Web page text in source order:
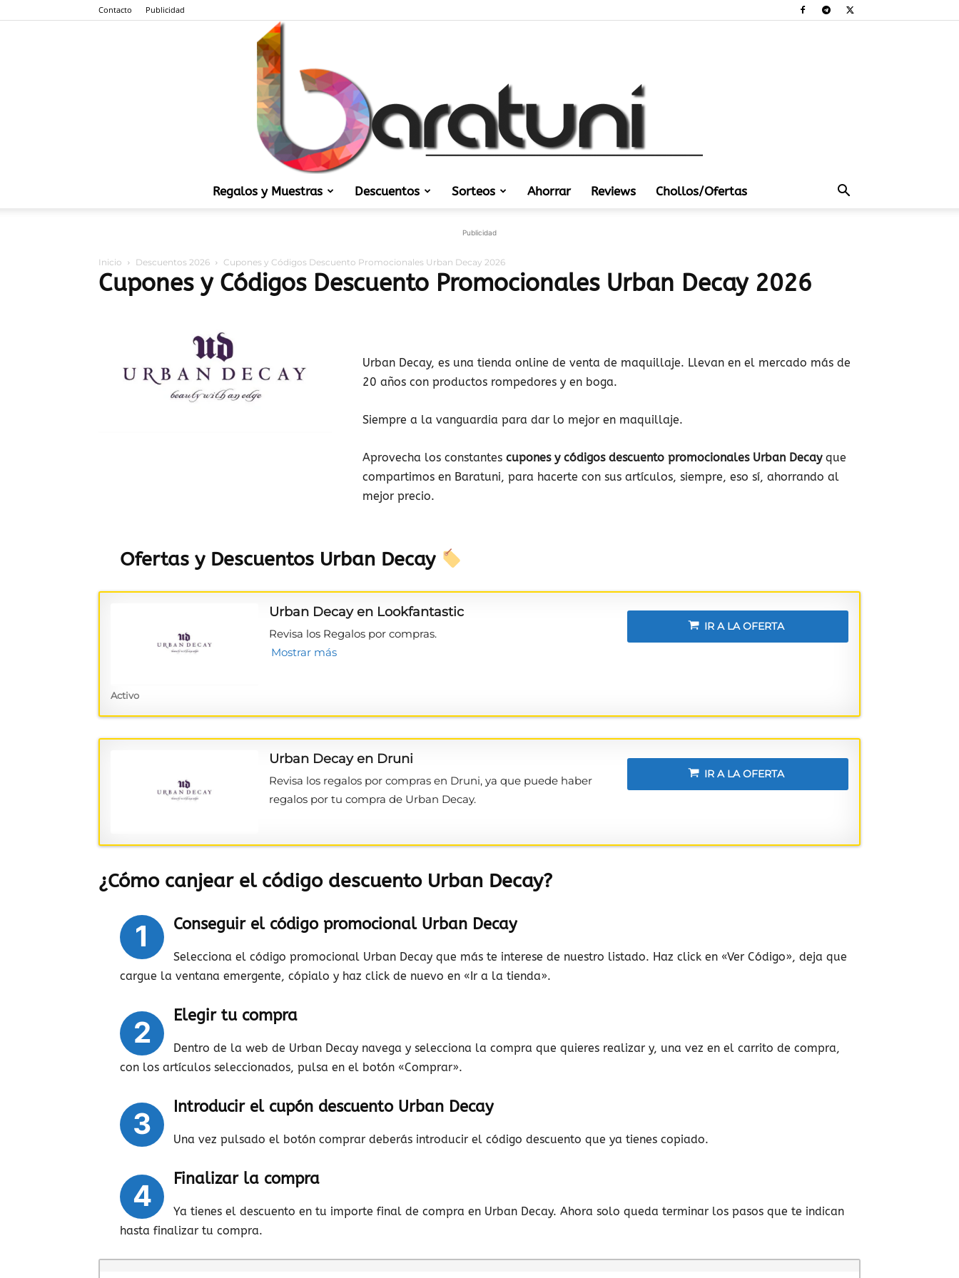
Contacto Publicidad
de
a
|
Baratuni
Regalos y Muestras Descuentos Sorteos Ahorrar Reviews Chollos/Ofertas
Publicidad
Inicio Descuentos 2026 Cupones y Códigos Descuento Promocionales Urban Decay 2026
Cupones y Códigos Descuento Promocionales Urban Decay 2026
Urban Decay, es una tienda online de venta de maquillaje. Llevan en el mercado más de
20 años con productos rompedores y en boga.
Siempre a la vanguardia para dar lo mejor en maquillaje.
Aprovecha los constantescupones y códigos descuento promocionales Urban Decayque
compartimos en Baratuni, para hacerte con sus artículos, siempre, eso sí, ahorrando al
mejor precio.
Ofertas y Descuentos Urban Decay
Activo
Urban Decay en Lookfantastic
Revisa los Regalos por compras.
Mostrar más
IR A LA OFERTA
Urban Decay en Druni
Revisa los regalos por compras en Druni, ya que puede haber
regalos por tu compra de Urban Decay.
IR A LA OFERTA
¿Cómo canjear el código descuento Urban Decay?
1 Conseguir el código promocional Urban Decay
Selecciona el código promocional Urban Decay que más te interese de nuestro listado. Haz click en «Ver Código», deja que
cargue la ventana emergente, cópialo y haz click de nuevo en «Ir a la tienda».
2 Elegir tu compra
Dentro de la web de Urban Decay navega y selecciona la compra que quieres realizar y, una vez en el carrito de compra,
con los artículos seleccionados, pulsa en el botón «Comprar».
3 Introducir el cupón descuento Urban Decay
Una vez pulsado el botón comprar deberás introducir el código descuento que ya tienes copiado.
4 Finalizar la compra
Ya tienes el descuento en tu importe final de compra en Urban Decay. Ahora solo queda terminar los pasos que te indican
hasta finalizar tu compra.